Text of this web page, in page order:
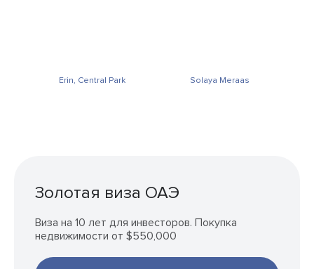
Erin, Central Park Solaya Meraas
Золотая виза ОАЭ
Виза на 10 лет для инвесторов. Покупка
недвижимости от $550,000